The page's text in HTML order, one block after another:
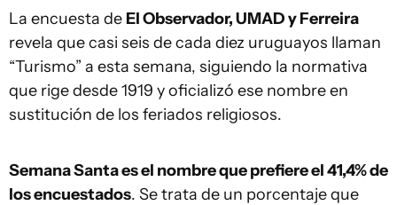
La encuesta de El Observador, UMAD y Ferreira
revela que casi seis de cada diez uruguayos llaman
“Turismo” a esta semana, siguiendo la normativa
que rige desde 1919 y oficializó ese nombre en
sustitución de los feriados religiosos.
Semana Santa es el nombre que prefiere el 41,4% de
los encuestados. Se trata de un porcentaje que